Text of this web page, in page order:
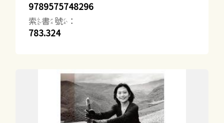
9789575748296
索書號：
783.324